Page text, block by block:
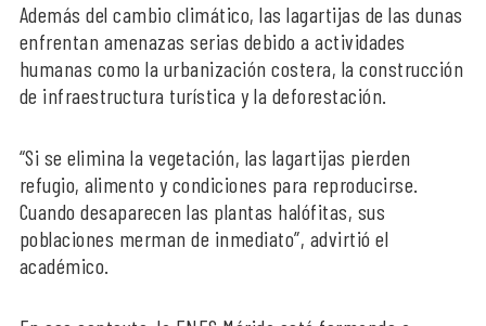
Además del cambio climático, las lagartijas de las dunas
enfrentan amenazas serias debido a actividades
humanas como la urbanización costera, la construcción
de infraestructura turística y la deforestación.
“Si se elimina la vegetación, las lagartijas pierden
refugio, alimento y condiciones para reproducirse.
Cuando desaparecen las plantas halófitas, sus
poblaciones merman de inmediato”, advirtió el
académico.